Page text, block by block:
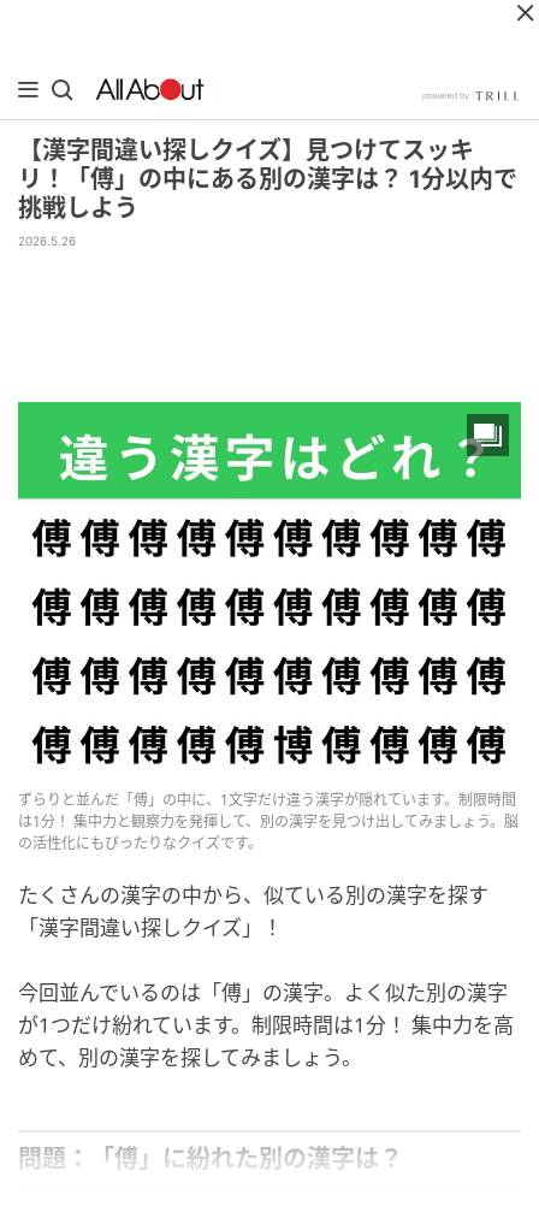
【漢字間違い探しクイズ】見つけてスッキ
リ！「傅」の中にある別の漢字は？ 1分以内で
挑戦しよう
2026.5.26
ずらりと並んだ「傅」の中に、1文字だけ違う漢字が隠れています。制限時間
は1分！ 集中力と観察力を発揮して、別の漢字を見つけ出してみましょう。脳
の活性化にもぴったりなクイズです。
たくさんの漢字の中から、似ている別の漢字を探す
「漢字間違い探しクイズ」！
今回並んでいるのは「傅」の漢字。よく似た別の漢字
が1つだけ紛れています。制限時間は1分！ 集中力を高
めて、別の漢字を探してみましょう。
問題：「傅」に紛れた別の漢字は？